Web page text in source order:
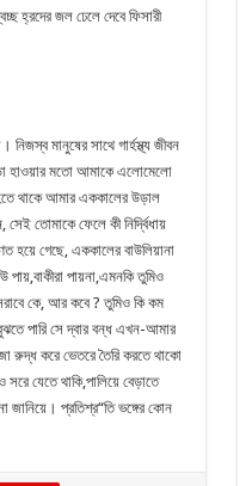
হ্রদের জল ঢেলে দেবে ফিসারী
মানুষের সাথে গার্হস্থ্য জীবন
হাওয়ার মতো আমাকে এলোমেলো
থাকে আমার এককালের উড়াল
তোমাকে ফেলে কী নির্দ্বিধায়
হয়ে গেছে, এককালের বাউলিয়ানা
পায়না,এমনকি তুমিও
কে, আর কবে ? তুমিও কি কম
পারি সে দ্বার বন্ধ এখন-আমার
রুদ্ধ করে ভেতরে তৈরি করতে থাকো
যেতে থাকি,পালিয়ে বেড়াতে
প্রতিশ্র“তি ভঙ্গের কোন